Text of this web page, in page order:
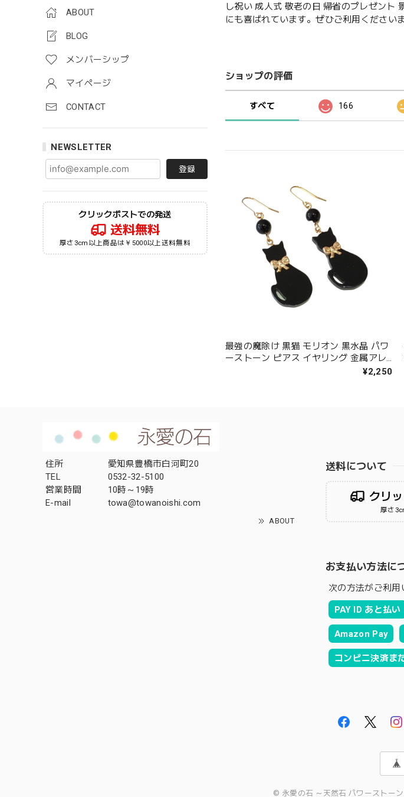
ABOUT
BLOG
メンバーシップ
マイページ
CONTACT
NEWSLETTER
登録
クリックポストでの発送
送料無料
厚さ3cm以上商品は￥5000以上送料無料
し祝い 成人式 敬老の日 帰省のプレゼント
にも喜ばれています。ぜひご利用くださいま
ショップの評価
すべて 166
最強の魔除け 黒猫 モリオン 黒水晶 パワ
ーストーン ピアス イヤリング 金属アレ
ルギー チタン 変更可 プレゼント ギフト
¥2,250
住所
愛知県豊橋市白河町20
TEL
0532-32-5100
営業時間
10時～19時
E-mail
towa@towanoishi.com
ABOUT
送料について
クリ
厚さ
お支払い方法に
次の方法がご利用
PAY ID あと払い
Amazon Pay
コンビニ決済ま
© 永愛の石 ～天然石 パワーストー